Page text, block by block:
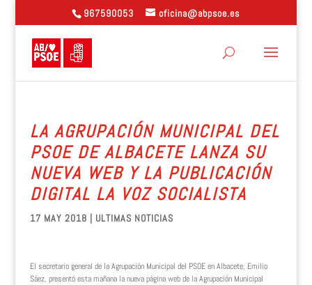
967590053 oficina@abpsoe.es
LA AGRUPACIÓN MUNICIPAL DEL
PSOE DE ALBACETE LANZA SU
NUEVA WEB Y LA PUBLICACIÓN
DIGITAL LA VOZ SOCIALISTA
17 MAY 2018 | ULTIMAS NOTICIAS
El secretario general de la Agrupación Municipal del PSOE en Albacete, Emilio
Sáez, presentó esta mañana la nueva página web de la Agrupación Municipal